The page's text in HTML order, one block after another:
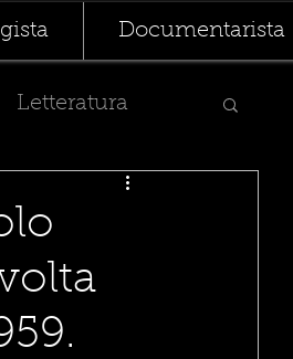
Documentarista
Letteratura